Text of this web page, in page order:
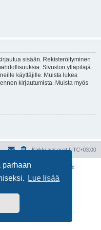
parhaan
Lue lisää
sisään. Rekisteröityminen
Sivuston ylläpitäjä
käyttäjille. Muista lukea
kirjautumista. Muista myös
Kaikki ajat ovatUTC+03:00
Software © phpBB Limited
harritapio, Pettis)